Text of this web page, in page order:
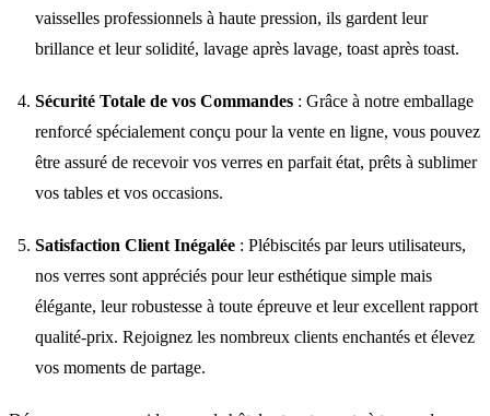
vaisselles professionnels à haute pression, ils gardent leur
brillance et leur solidité, lavage après lavage, toast après toast.
Sécurité Totale de vos Commandes : Grâce à notre emballage
renforcé spécialement conçu pour la vente en ligne, vous pouvez
être assuré de recevoir vos verres en parfait état, prêts à sublimer
vos tables et vos occasions.
Satisfaction Client Inégalée : Plébiscités par leurs utilisateurs,
nos verres sont appréciés pour leur esthétique simple mais
élégante, leur robustesse à toute épreuve et leur excellent rapport
qualité-prix. Rejoignez les nombreux clients enchantés et élevez
vos moments de partage.